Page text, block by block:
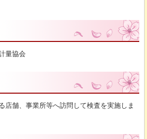
量協会
店舗、事業所等へ訪問して検査を実施しま